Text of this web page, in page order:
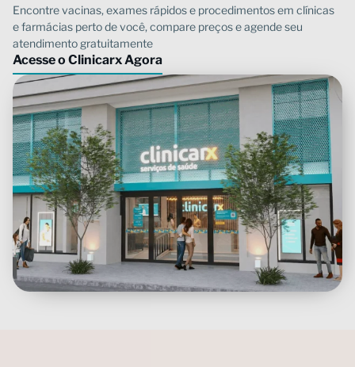
Acesse o Clinicarx Agora